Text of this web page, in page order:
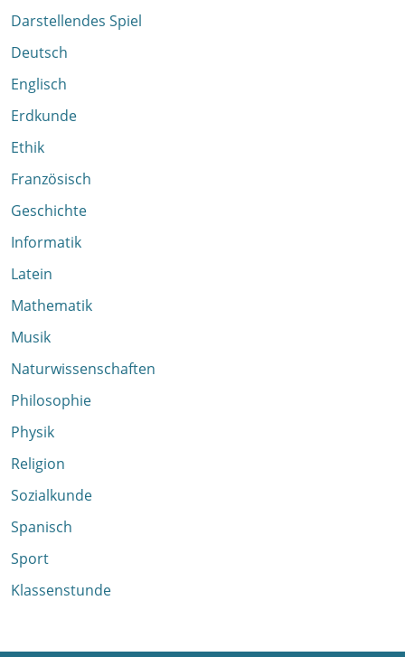
Darstellendes Spiel
Deutsch
Englisch
Erdkunde
Ethik
Französisch
Geschichte
Informatik
Latein
Mathematik
Musik
Naturwissenschaften
Philosophie
Physik
Religion
Sozialkunde
Spanisch
Sport
Klassenstunde